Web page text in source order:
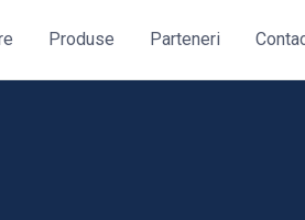
Produse Parteneri